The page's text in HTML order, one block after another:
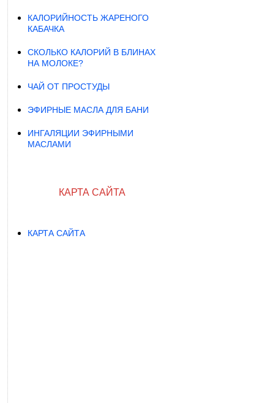
КАЛОРИЙНОСТЬ ЖАРЕНОГО
КАБАЧКА
СКОЛЬКО КАЛОРИЙ В БЛИНАХ
НА МОЛОКЕ?
ЧАЙ ОТ ПРОСТУДЫ
ЭФИРНЫЕ МАСЛА ДЛЯ БАНИ
ИНГАЛЯЦИИ ЭФИРНЫМИ
МАСЛАМИ
КАРТА САЙТА
КАРТА САЙТА